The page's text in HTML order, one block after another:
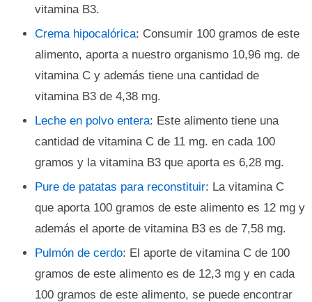
vitamina B3.
Crema hipocalórica: Consumir 100 gramos de este
alimento, aporta a nuestro organismo 10,96 mg. de
vitamina C y además tiene una cantidad de
vitamina B3 de 4,38 mg.
Leche en polvo entera: Este alimento tiene una
cantidad de vitamina C de 11 mg. en cada 100
gramos y la vitamina B3 que aporta es 6,28 mg.
Pure de patatas para reconstituir: La vitamina C
que aporta 100 gramos de este alimento es 12 mg y
además el aporte de vitamina B3 es de 7,58 mg.
Pulmón de cerdo: El aporte de vitamina C de 100
gramos de este alimento es de 12,3 mg y en cada
100 gramos de este alimento, se puede encontrar